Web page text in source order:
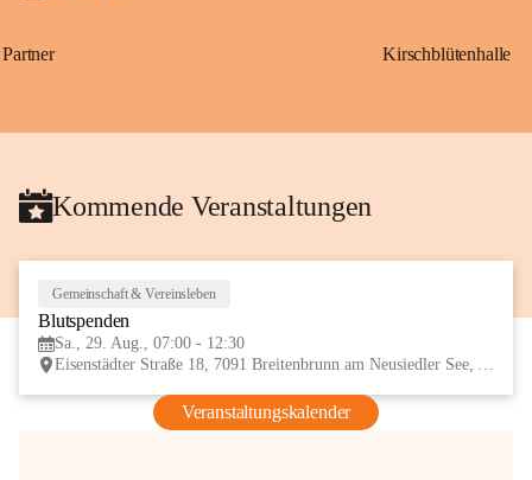
Partner Kirschblütenhalle
Kommende Veranstaltungen
Gemeinschaft & Vereinsleben
Blutspenden
Sa., 29. Aug., 07:00 - 12:30
Eisenstädter Straße 18, 7091 Breitenbrunn am Neusiedler See, AUT
Veranstaltungskalender